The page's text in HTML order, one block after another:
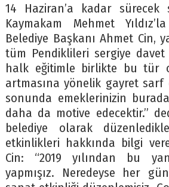
14 Haziran’a kadar sürecek
Kaymakam Mehmet
Belediye Başkanı Ahmet Cin,
tüm Pendiklileri sergiye davet
halk eğitimle birlikte bu tür
artmasına yönelik gayret sarf
sonunda emeklerinizin
daha da motive edecektir.”
belediye olarak
etkinlikleri hakkında bilgi
Cin: “2019 yılından bu
yapmışız. Neredeyse her